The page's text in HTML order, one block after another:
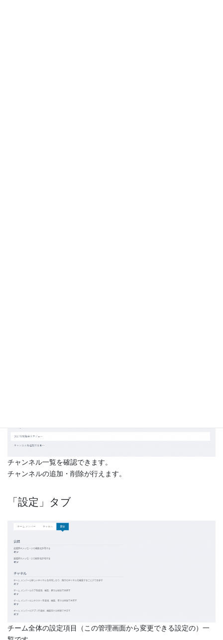
チャンネル一覧を確認できます。
チャンネルの追加・削除が行えます。
「設定」タブ
チーム全体の設定項目（この管理画面から変更できる設定の）一